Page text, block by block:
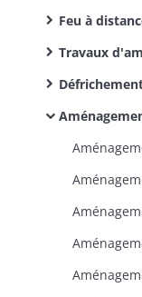
Feu à
Travaux